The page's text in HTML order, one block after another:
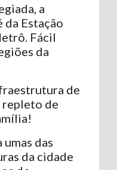
a
da Estação
Fácil
da
de
repleto de
das
da cidade